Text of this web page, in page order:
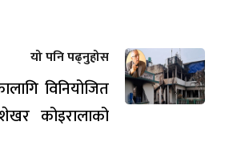
यो पनि पढ्नुहोस
विनियोजित
कोइरालाको